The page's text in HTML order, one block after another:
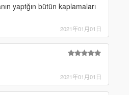
yaptğın bütün kaplamaları
2021年01月01日
2021年01月01日